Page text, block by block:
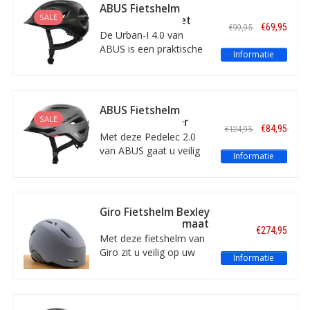
wettelijke eisen voor
een verplichte Speed
Pedelec -fietshelm.
SALE
ABUS Fietshelm
Urban-I 4.0 Velvet
Black XL
De Urban-I 4.0 van
ABUS is een praktische
insectengaas, reflectie
en een LED-achterlicht.
Maat XL.
€99,95 €69,95
Informatie
SALE
ABUS Fietshelm
Pedelec 2.0 Silver
Edition S
Met deze Pedelec 2.0
van ABUS gaat u veilig
voor een verplichte
Speed Pedelec -
fietshelm. Inclusief
geïntegreerde
regenhoes en LED-
€124,95 €84,95
Informatie
Giro Fietshelm Bexley
MIPS Titanium - maat
L
Met deze fietshelm van
Giro zit u veilig op uw
€274,95
Informatie